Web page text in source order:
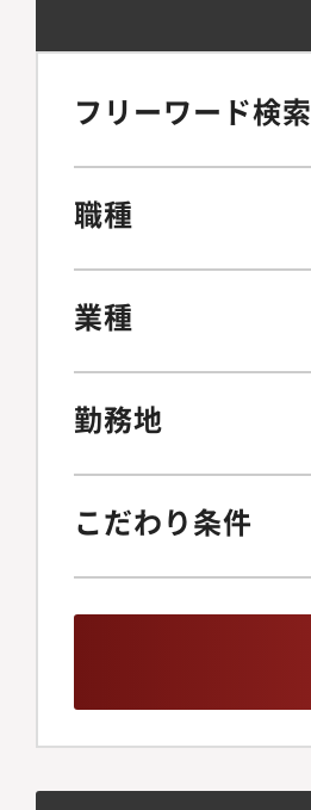
フリーワード検索
職種
業種
勤務地
こだわり条件